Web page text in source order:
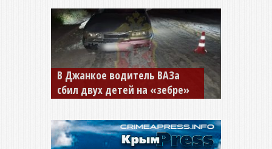
В Джанкое водитель ВАЗа
сбил двух детей на «зебре»